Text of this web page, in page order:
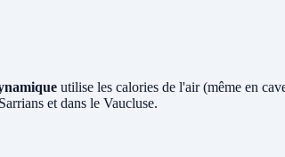
utilise les calories de l'air (même en
et dans le Vaucluse.